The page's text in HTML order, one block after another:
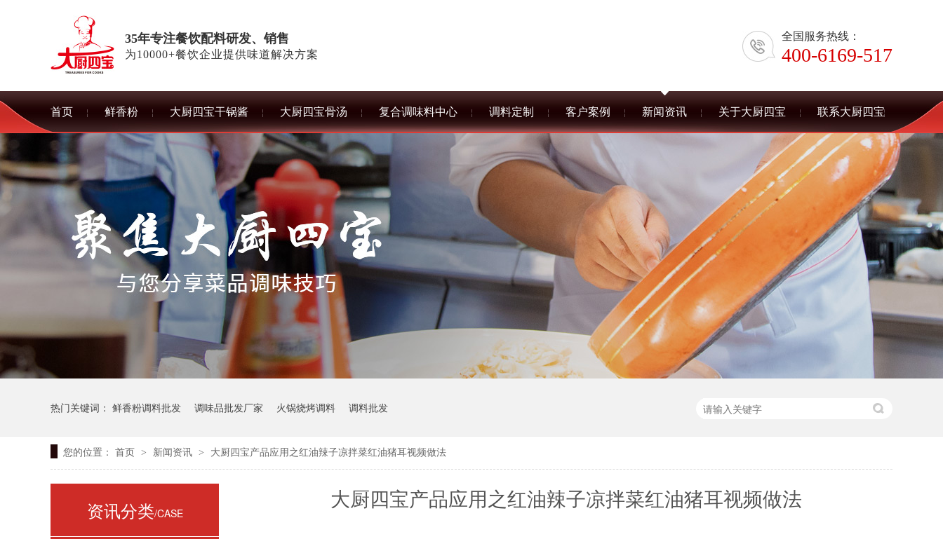
35年专注餐饮配料研发、销售
为10000+餐饮企业提供味道解决方案
全国服务热线：
400-6169-517
首页 鲜香粉 大厨四宝干锅酱 大厨四宝骨汤 复合调味料中心 调料定制 客户案例 新闻资讯 关于大厨四宝 联系大厨四宝
热门关键词： 鲜香粉调料批发 调味品批发厂家 火锅烧烤调料 调料批发
您的位置： 首页 > 新闻资讯 > 大厨四宝产品应用之红油辣子凉拌菜红油猪耳视频做法
大厨四宝产品应用之红油辣子凉拌菜红油猪耳视频做法
资讯分类/CASE